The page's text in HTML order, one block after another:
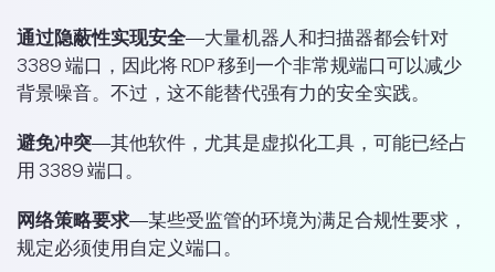
通过隐蔽性实现安全—大量机器人和扫描器都会针对
3389 端口，因此将 RDP 移到一个非常规端口可以减少
背景噪音。不过，这不能替代强有力的安全实践。
避免冲突—其他软件，尤其是虚拟化工具，可能已经占
用 3389 端口。
网络策略要求—某些受监管的环境为满足合规性要求，
规定必须使用自定义端口。